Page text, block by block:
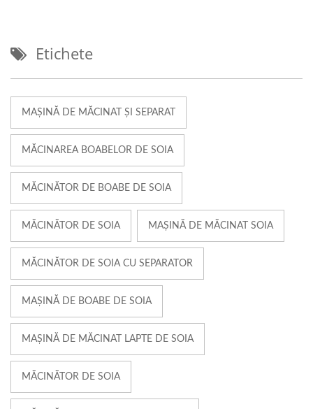
Etichete
MAȘINĂ DE MĂCINAT ȘI SEPARAT
MĂCINAREA BOABELOR DE SOIA
MĂCINĂTOR DE BOABE DE SOIA
MĂCINĂTOR DE SOIA MAȘINĂ DE MĂCINAT SOIA
MĂCINĂTOR DE SOIA CU SEPARATOR
MAȘINĂ DE BOABE DE SOIA
MAȘINĂ DE MĂCINAT LAPTE DE SOIA
MĂCINĂTOR DE SOIA